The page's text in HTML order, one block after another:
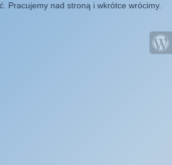
Pracujemy nad stroną i wkrótce wrócimy.